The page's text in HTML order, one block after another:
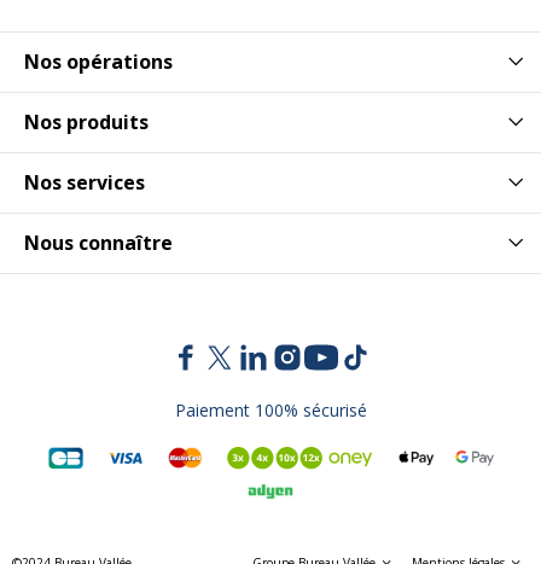
Nos opérations
Nos produits
Nos services
Nous connaître
Paiement 100% sécurisé